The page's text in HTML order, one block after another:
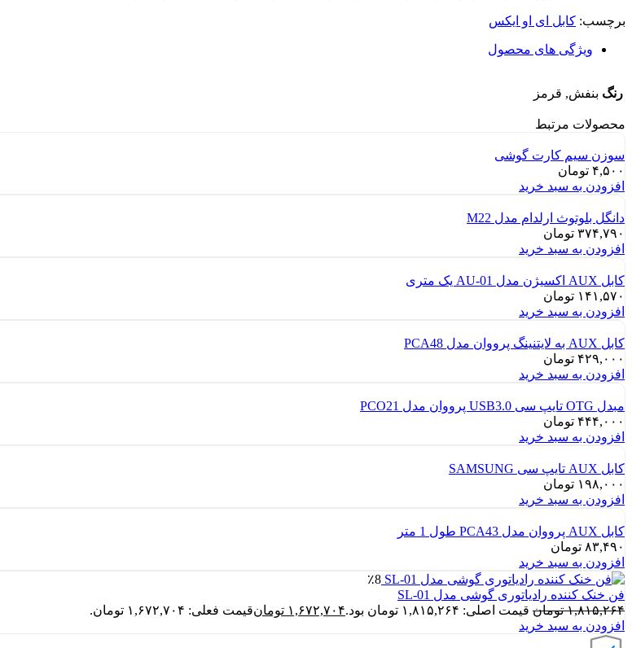
برچسب: کابل ای او ایکس
ویژگی های محصول
رنگ بنفش, قرمز
محصولات مرتبط
سوزن سیم کارت گوشی
۴,۵۰۰ تومان
افزودن به سبد خرید
دانگل بلوتوث ارلدام مدل M22
۳۷۴,۷۹۰ تومان
افزودن به سبد خرید
کابل AUX اکسیژن مدل AU-01 یک متری
۱۴۱,۵۷۰ تومان
افزودن به سبد خرید
کابل AUX به لایتنینگ پرووان مدل PCA48
۴۲۹,۰۰۰ تومان
افزودن به سبد خرید
مبدل OTG تایپ سی USB3.0 پرووان مدل PCO21
۴۴۴,۰۰۰ تومان
افزودن به سبد خرید
کابل AUX تایپ سی SAMSUNG
۱۹۸,۰۰۰ تومان
افزودن به سبد خرید
کابل AUX پرووان مدل PCA43 طول 1 متر
۸۳,۴۹۰ تومان
افزودن به سبد خرید
٪8
فن خنک کننده رادیاتوری گوشی مدل SL-01
۱,۸۱۵,۲۶۴ تومان قیمت اصلی: ۱,۸۱۵,۲۶۴ تومان بود. ۱,۶۷۲,۷۰۴ تومانقیمت فعلی: ۱,۶۷۲,۷۰۴ تومان.
افزودن به سبد خرید